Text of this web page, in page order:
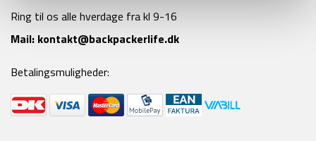
Ring til os alle hverdage fra kl 9-16
Mail: kontakt@backpackerlife.dk
Betalingsmuligheder: